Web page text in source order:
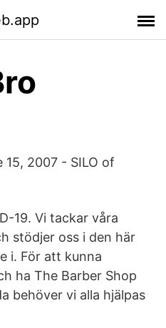
15, 2007 - SILO of
19. Vi tackar våra
stödjer oss i den här
i. För att kunna
ha The Barber Shop
behöver vi alla hjälpas